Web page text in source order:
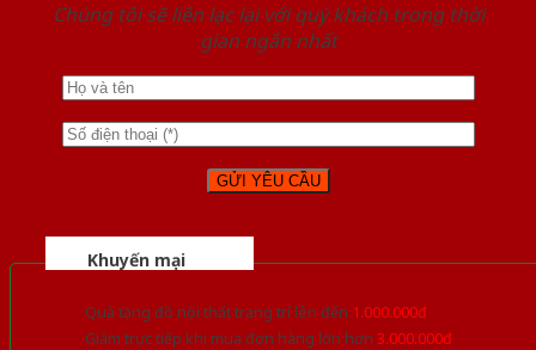
Chúng tôi sẽ liên lạc lại với quý khách trong thời
gian ngắn nhất
Khuyến mại
Quà tặng đồ nội thất trang trí lên đến 1.000.000đ
Giảm trực tiếp khi mua đơn hàng lớn hơn 3.000.000đ